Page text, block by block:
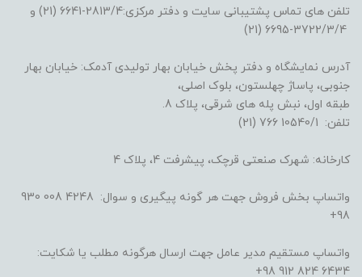
تلفن های تماس پشتیبانی سایت و دفتر مرکزی:2813/4-6641 (21) و
آدرس نمایشگاه و دفتر پخش خیابان بهار تولیدی آدمک: خیابان بهار
جنوبی، پاساژ چهلستون، بلوک اصلی،
طبقه اول، نبش پله های شرقی، پلاک 8.
تلفن: 10540/1 766 (21)
کارخانه: شهرک صنعتی قرچک، پیشرفت 4، پلاک 4
واتساپ بخش فروش جهت هر گونه پیگیری و سوال: 4248 008 930
98+
واتساپ مستقیم مدیر عامل جهت ارسال هرگونه مطلب یا شکایت:
6434 824 912 98+